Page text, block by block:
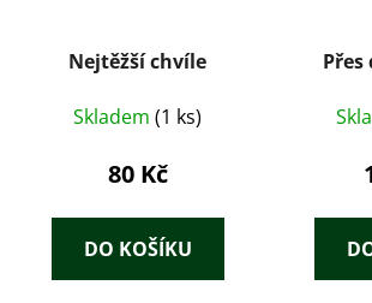
Nejtěžší chvíle
Skladem (1 ks)
80 Kč
DO KOŠÍKU
Přes